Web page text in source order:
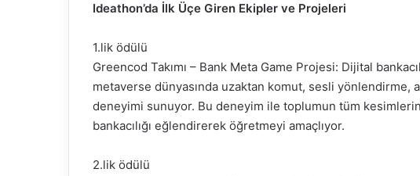
Ideathon’da İlk Üçe Giren Ekipler ve Projeleri
1.lik ödülü
Greencod Takımı – Bank Meta Game Projesi: Dijital
metaverse dünyasında uzaktan komut, sesli yönlendirme,
deneyimi sunuyor. Bu deneyim ile toplumun tüm
bankacılığı eğlendirerek öğretmeyi amaçlıyor.
2.lik ödülü